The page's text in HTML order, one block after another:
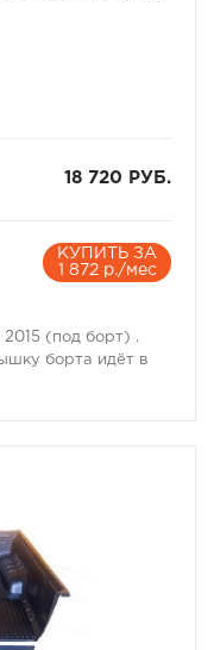
18 720 РУБ.
КУПИТЬ ЗА
1 872 р./мес
2015 (под борт) .
борта идёт в